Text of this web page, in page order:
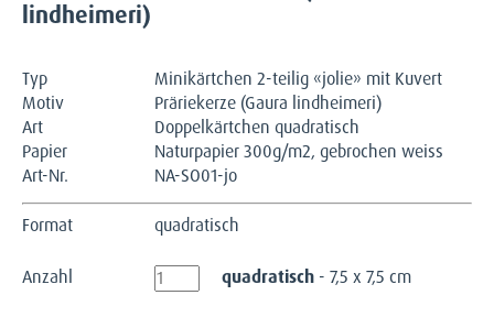
lindheimeri)
Typ
Minikärtchen 2-teilig «jolie» mit Kuvert
Motiv
Präriekerze (Gaura lindheimeri)
Art
Doppelkärtchen quadratisch
Papier
Naturpapier 300g/m2, gebrochen weiss
Art-Nr.
NA-SO01-jo
Format quadratisch
Anzahl quadratisch - 7,5 x 7,5 cm